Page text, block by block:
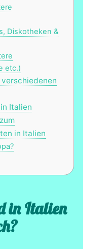
Diskotheken &
etc.)
Italien
in Italien
in Italien